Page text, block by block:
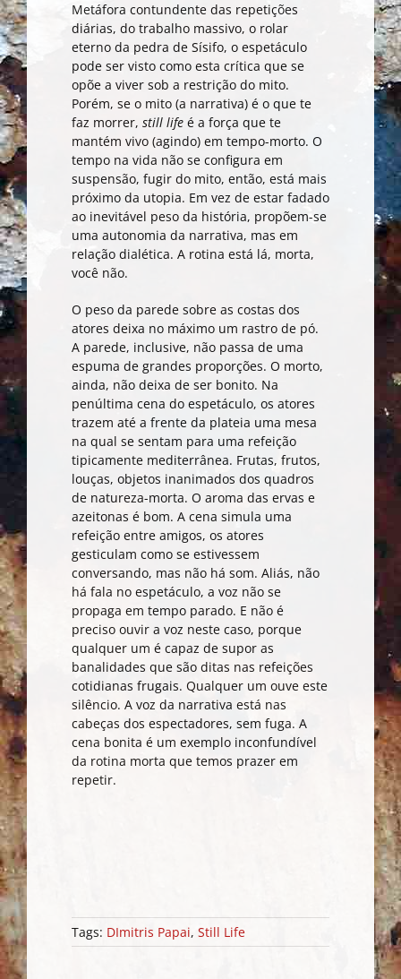
Metáfora contundente das repetições
diárias, do trabalho massivo, o rolar
eterno da pedra de Sísifo, o espetáculo
pode ser visto como esta crítica que se
opõe a viver sob a restrição do mito.
Porém, se o mito (a narrativa) é o que te
faz morrer, still life é a força que te
mantém vivo (agindo) em tempo-morto. O
tempo na vida não se configura em
suspensão, fugir do mito, então, está mais
próximo da utopia. Em vez de estar fadado
ao inevitável peso da história, propõem-se
uma autonomia da narrativa, mas em
relação dialética. A rotina está lá, morta,
você não.
O peso da parede sobre as costas dos
atores deixa no máximo um rastro de pó.
A parede, inclusive, não passa de uma
espuma de grandes proporções. O morto,
ainda, não deixa de ser bonito. Na
penúltima cena do espetáculo, os atores
trazem até a frente da plateia uma mesa
na qual se sentam para uma refeição
tipicamente mediterrânea. Frutas, frutos,
louças, objetos inanimados dos quadros
de natureza-morta. O aroma das ervas e
azeitonas é bom. A cena simula uma
refeição entre amigos, os atores
gesticulam como se estivessem
conversando, mas não há som. Aliás, não
há fala no espetáculo, a voz não se
propaga em tempo parado. E não é
preciso ouvir a voz neste caso, porque
qualquer um é capaz de supor as
banalidades que são ditas nas refeições
cotidianas frugais. Qualquer um ouve este
silêncio. A voz da narrativa está nas
cabeças dos espectadores, sem fuga. A
cena bonita é um exemplo inconfundível
da rotina morta que temos prazer em
repetir.
Tags: DImitris Papai, Still Life